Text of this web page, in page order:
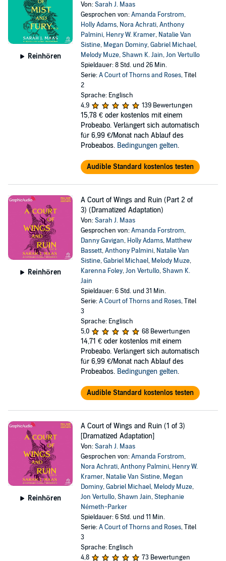
Reinhören
Von:Sarah J. Maas
Gesprochen von:Amanda Forstrom,
Holly Adams, Nora Achrati,Anthony
Palmini, Henry W. Kramer, Natalie Van
Sistine, Megan Dominy,Gabriel Michael,
Melody Muze,Shawn K. Jain,Jon Vertullo
Spieldauer: 8 Std. und 26 Min.
Serie:A Court of Thorns and Roses, Titel
2
Sprache: Englisch
4,9
139 Bewertungen
15,78 € oder kostenlos mit einem
Probeabo. Verlängert sich automatisch
für 6,99 €/Monat nach Ablauf des
Probeabos. Bedingungen gelten.
Audible Standard kostenlos testen
Reinhören
A Court of Wings and Ruin (Part 2 of
3) (Dramatized Adaptation)
Von:Sarah J. Maas
Gesprochen von:Amanda Forstrom,
Danny Gavigan, Holly Adams, Matthew
Bassett,Anthony Palmini, Natalie Van
Sistine,Gabriel Michael, Melody Muze,
Karenna Foley,Jon Vertullo,Shawn K.
Jain
Spieldauer: 6 Std. und 31 Min.
Serie:A Court of Thorns and Roses, Titel
3
Sprache: Englisch
5,0
68 Bewertungen
14,71 € oder kostenlos mit einem
Probeabo. Verlängert sich automatisch
für 6,99 €/Monat nach Ablauf des
Probeabos. Bedingungen gelten.
Audible Standard kostenlos testen
Reinhören
A Court of Wings and Ruin (1 of 3)
[Dramatized Adaptation]
Von:Sarah J. Maas
Gesprochen von:Amanda Forstrom,
Nora Achrati,Anthony Palmini, Henry W.
Kramer, Natalie Van Sistine, Megan
Dominy,Gabriel Michael, Melody Muze,
Jon Vertullo,Shawn Jain,Stephanie
Németh-Parker
Spieldauer: 6 Std. und 11 Min.
Serie:A Court of Thorns and Roses, Titel
3
Sprache: Englisch
4,8
73 Bewertungen